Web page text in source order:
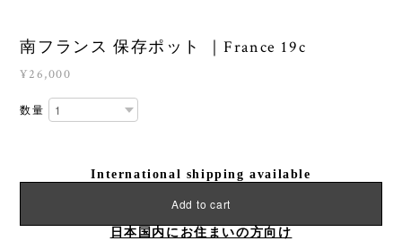
南フランス 保存ポット ｜France 19c
¥26,000
数量
International shipping available
Add to cart
日本国内にお住まいの方向け